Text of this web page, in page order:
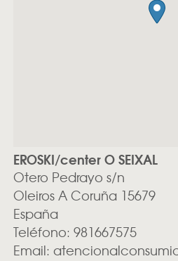
EROSKI/center O SEIXAL
Otero Pedrayo s/n
OleirosA Coruña 15679
España
Teléfono: 981667575
Email: